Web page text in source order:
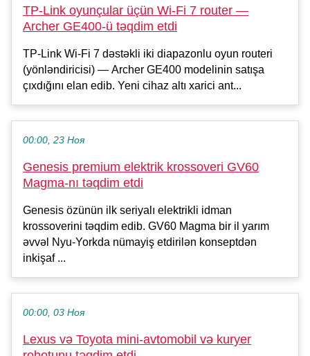
TP-Link oyunçular üçün Wi-Fi 7 router —
Archer GE400-ü təqdim etdi
TP-Link Wi-Fi 7 dəstəkli iki diapazonlu oyun routeri
(yönləndiricisi) — Archer GE400 modelinin satışa
çıxdığını elan edib. Yeni cihaz altı xarici ant...
00:00, 23 Ноя
Genesis premium elektrik krossoveri GV60
Magma-nı təqdim etdi
Genesis özünün ilk seriyalı elektrikli idman
krossoverini təqdim edib. GV60 Magma bir il yarım
əvvəl Nyu-Yorkda nümayiş etdirilən konseptdən
inkişaf ...
00:00, 03 Ноя
Lexus və Toyota mini-avtomobil və kuryer